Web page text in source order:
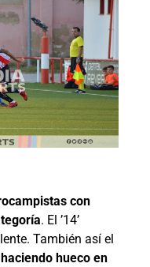
con
. El ’14’
También así el
hueco en